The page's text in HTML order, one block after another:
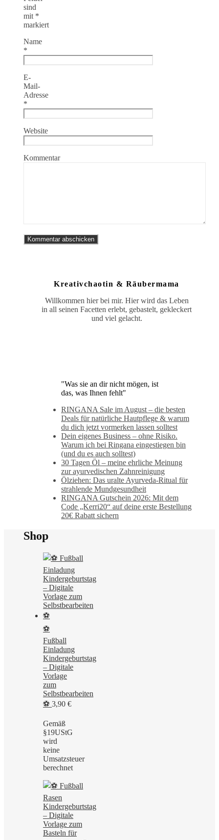
sind
mit *
markiert
Name
*
E-
Mail-
Adresse
*
Website
Kommentar
Kreativchaotin & Räubermama
Willkommen hier bei mir. Hier wird das Leben
in all seinen Facetten erlebt, gebastelt, gekleckert
und viel gelacht.
"Was sie an dir nicht mögen, ist
das, was Ihnen fehlt"
RINGANA Sale im August – die besten
Deals für natürliche Hautpflege & warum
du dich jetzt vormerken lassen solltest
Dein eigenes Business – ohne Risiko.
Warum ich bei Ringana eingestiegen bin
(und du es auch solltest)
30 Tagen Öl – meine ehrliche Meinung
zur ayurvedischen Zahnreinigung
Ölziehen: Das uralte Ayurveda-Ritual für
strahlende Mundgesundheit
RINGANA Gutschein 2026: Mit dem
Code „Kerri20“ auf deine erste Bestellung
20€ Rabatt sichern
Shop
⚽
Fußball
Einladung
Kindergeburtstag
– Digitale
Vorlage
zum
Selbstbearbeiten
⚽ 3,90 €
Gemäß
§19UStG
wird
keine
Umsatzsteuer
berechnet